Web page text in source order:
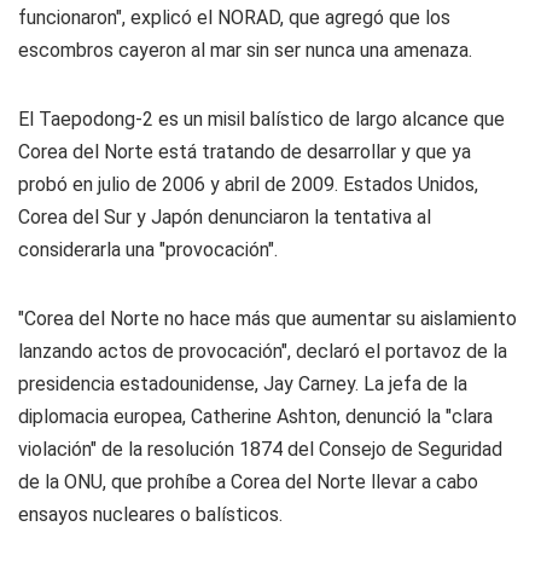
funcionaron", explicó el NORAD, que agregó que los
escombros cayeron al mar sin ser nunca una amenaza.
El Taepodong-2 es un misil balístico de largo alcance que
Corea del Norte está tratando de desarrollar y que ya
probó en julio de 2006 y abril de 2009. Estados Unidos,
Corea del Sur y Japón denunciaron la tentativa al
considerarla una "provocación".
"Corea del Norte no hace más que aumentar su aislamiento
lanzando actos de provocación", declaró el portavoz de la
presidencia estadounidense, Jay Carney. La jefa de la
diplomacia europea, Catherine Ashton, denunció la "clara
violación" de la resolución 1874 del Consejo de Seguridad
de la ONU, que prohíbe a Corea del Norte llevar a cabo
ensayos nucleares o balísticos.